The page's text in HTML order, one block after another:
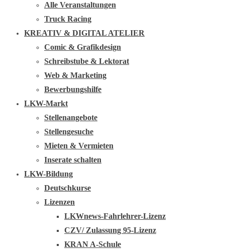
Alle Veranstaltungen
Truck Racing
KREATIV & DIGITAL ATELIER
Comic & Grafikdesign
Schreibstube & Lektorat
Web & Marketing
Bewerbungshilfe
LKW-Markt
Stellenangebote
Stellengesuche
Mieten & Vermieten
Inserate schalten
LKW-Bildung
Deutschkurse
Lizenzen
LKWnews-Fahrlehrer-Lizenz
CZV/ Zulassung 95-Lizenz
KRAN A-Schule